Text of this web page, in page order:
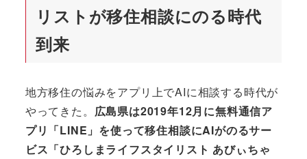
リストが移住相談にのる時代
到来
地方移住の悩みをアプリ上でAIに相談する時代が
やってきた。 広島県は2019年12月に無料通信ア
プリ「LINE」を使って移住相談にAIがのるサー
ビス「ひろしまライフスタイリスト あびぃちゃ